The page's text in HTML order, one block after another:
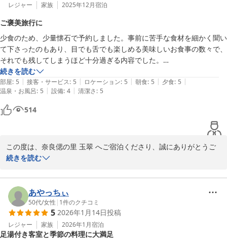
面がありましたこと、誠に心苦しく存じます。いつ何時でもお客様
にとっての「適温」でお迎えできるよう、温度管理の目をよりいっ
そう研ぎ澄ましてまいる所存です。
また、駅までの送迎が少しでもお客様のお役に立てたのであれば幸
いでございます。
急な坂道が続く立地ではございますが、その分、静寂と景色には自
信を持っております。
スタッフ一同の笑顔と共に、その不便さを補って余りある安らぎを
「良かったです」という温かなお言葉を励みに、次回お帰りいただ
けた際には、お風呂の温度も含め「すべてが完璧であった」と仰っ
またのご来館を、心よりお待ち申し上げております。
奈良偲の里 玉翠
支配人 後藤
レジャー 家族 2025年12月宿泊
ご褒美旅行に
少食のため、少量懐石で予約しました。事前に苦手な食材を細かく聞い
て下さったのもあり、目でも舌でも楽しめる美味しいお食事の数々で、
それでも残してしまうほど十分過ぎる内容でした。
雰囲気のある貸切風呂も大浴場もお部屋のお風呂も満喫！久しぶりの温
泉でリラックス出来て、とても良い旅になりました。何より旅館の方々
のホスピタリティが行き届いてい居心地が良かったです。
ご褒美旅行にまた利用したいと思います！
続きを読む
部屋: 5 | 接客・サービス: 5 | ロケーション: 5 | 朝食: 5 | 夕食: 5 |
温泉・お風呂: 5 | 設備: 4 | 清潔さ: 5
514
この度は、奈良偲の里 玉翠 へご宿泊くださり、誠にありがとうご
ざいます。
大切なご褒美旅行の宿として当館をお選びいただきましたこと、大
変光栄にございます。
日々のお疲れを癒やす貴重なお時間に、私共のおもてなしが寄り添
うことができましたこと、何よりの喜びでございます。
また、素敵なお写真も嬉しく拝見いたしました。
続きを読む
あやっちぃ
50代/女性 | 1件のクチコミ
5 2026年1月14日投稿
レジャー 家族 2026年1月宿泊
足湯付き客室と季節の料理に大満足